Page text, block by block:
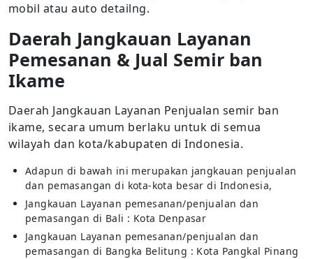
mobil atau auto detailng.
Daerah Jangkauan Layanan
Pemesanan & Jual Semir ban
Ikame
Daerah Jangkauan Layanan Penjualan semir ban
ikame, secara umum berlaku untuk di semua
wilayah dan kota/kabupaten di Indonesia.
Adapun di bawah ini merupakan jangkauan penjualan
dan pemasangan di kota-kota besar di Indonesia,
Jangkauan Layanan pemesanan/penjualan dan
pemasangan di Bali : Kota Denpasar
Jangkauan Layanan pemesanan/penjualan dan
pemasangan di Bangka Belitung : Kota Pangkal Pinang